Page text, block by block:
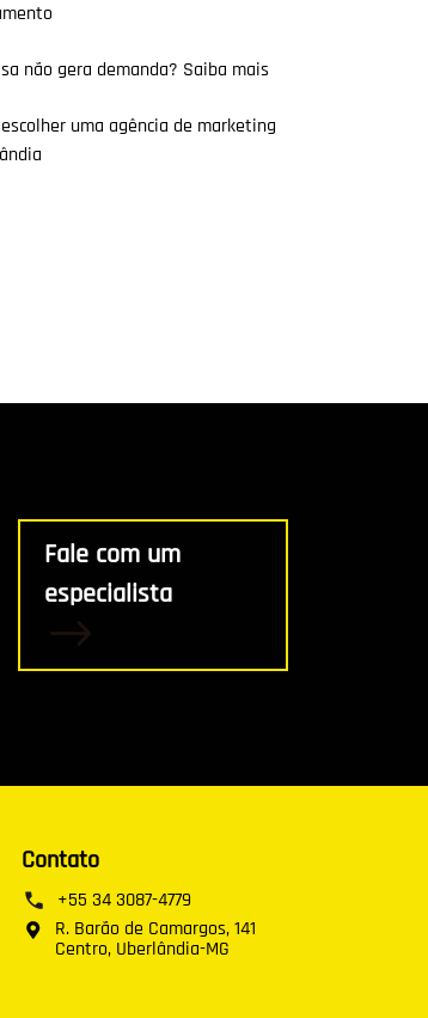
não gera demanda? Saiba mais
uma agência de marketing
Fale com um
especialista
Contato
+55 34 3087-4779
R. Barão de Camargos, 141
Centro, Uberlândia-MG